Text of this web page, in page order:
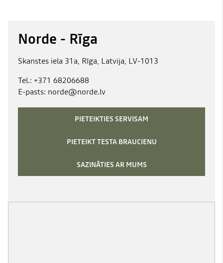
Norde - Rīga
Skanstes iela 31a, Rīga, Latvija, LV-1013
Tel.: +371 68206688
E-pasts: norde@norde.lv
PIETEIKTIES SERVISAM
PIETEIKT TESTA BRAUCIENU
SAZINĀTIES AR MUMS